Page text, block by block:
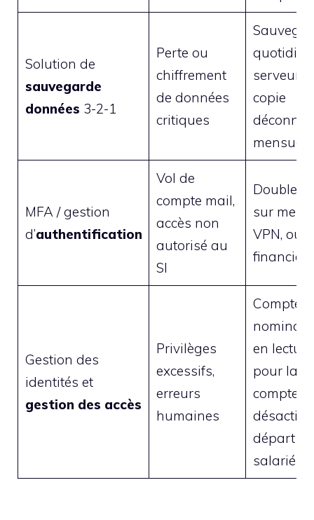
Solution de
sauvegarde
données 3-2-1
Perte ou
chiffrement
de données
critiques
serveur
copie
MFA / gestion
d’authentification
Vol de
compte mail,
accès non
autorisé au
SI
Double
sur
VPN,
financiers
Gestion des
identités et
gestion des accès
Privilèges
excessifs,
erreurs
humaines
Comptes
en
pour la
comptes
départ
salarié